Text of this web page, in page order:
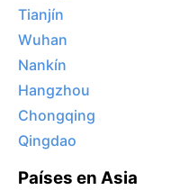
Tianjín
Wuhan
Nankín
Hangzhou
Chongqing
Qingdao
Países en Asia